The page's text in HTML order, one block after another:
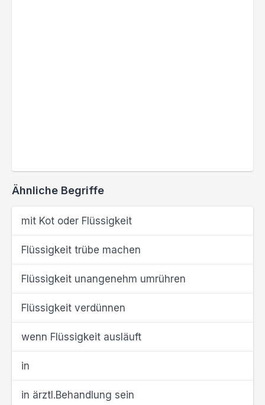
Ähnliche Begriffe
mit Kot oder Flüssigkeit
Flüssigkeit trübe machen
Flüssigkeit unangenehm umrühren
Flüssigkeit verdünnen
wenn Flüssigkeit ausläuft
in
in ärztl.Behandlung sein